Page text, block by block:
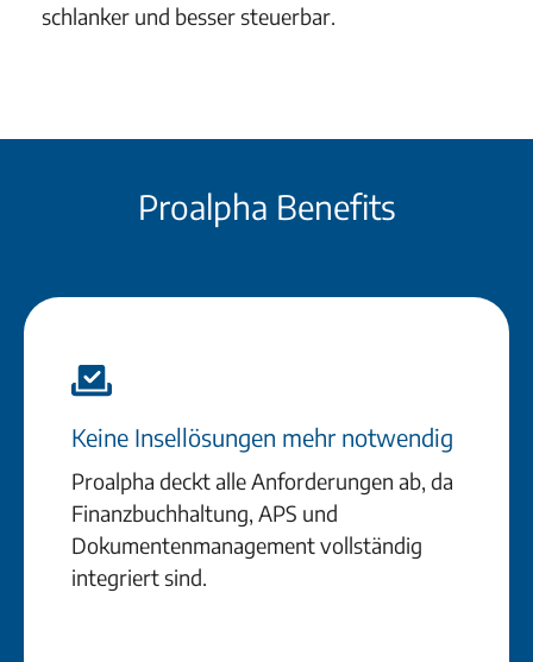
schlanker und besser steuerbar.
Proalpha Benefits
Keine Insellösungen mehr notwendig
Proalpha deckt alle Anforderungen ab, da
Finanzbuchhaltung, APS und
Dokumentenmanagement vollständig
integriert sind.